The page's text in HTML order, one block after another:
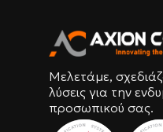
Μελετάμε,
λύσεις για την
προσωπικού σας.